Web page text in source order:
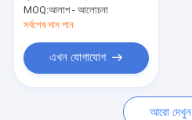
ধারক পৌঁছানোর স্ট্যাকার
ওভারহেড ব্রিজ ক্রেন
MOQ:আলাপ - আলোচনা
সর্বশেষ দাম পান
এখন যোগাযোগ
আরো দেখুন